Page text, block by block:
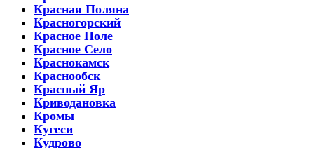
Красная Поляна
Красногорский
Красное Поле
Красное Село
Краснокамск
Краснообск
Красный Яр
Криводановка
Кромы
Кугеси
Кудрово